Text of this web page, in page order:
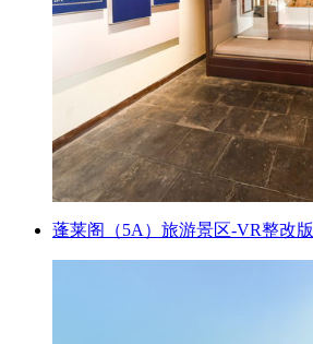
蓬莱阁（5A）旅游景区-VR整改版